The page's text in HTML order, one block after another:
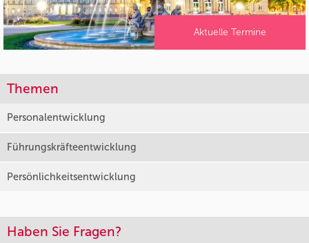
Aktuelle Termine
Themen
Personalentwicklung
Führungskräfteentwicklung
Persönlichkeitsentwicklung
Haben Sie Fragen?